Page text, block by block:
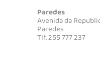
Paredes
Avenida da
Paredes
Tlf. 255 777 237